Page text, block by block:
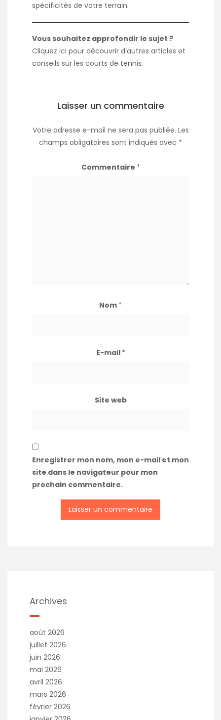
spécificités de votre terrain.
Vous souhaitez approfondir le sujet ?
Cliquez ici pour découvrir d’autres articles et
conseils sur les courts de tennis.
Laisser un commentaire
Votre adresse e-mail ne sera pas publiée. Les
champs obligatoires sont indiqués avec *
Commentaire *
Nom *
E-mail *
Site web
Enregistrer mon nom, mon e-mail et mon
site dans le navigateur pour mon
prochain commentaire.
t
i
v
:
Archives
août 2026
juillet 2026
juin 2026
mai 2026
avril 2026
mars 2026
février 2026